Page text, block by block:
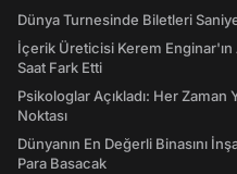
Dünya Turnesinde Biletleri
İçerik Üreticisi Kerem Enginar'ın
Saat Fark Etti
Psikologlar Açıkladı: Her
Noktası
Dünyanın En Değerli Binasını
Para Basacak